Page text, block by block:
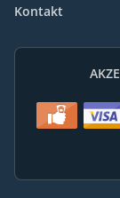
Kontakt